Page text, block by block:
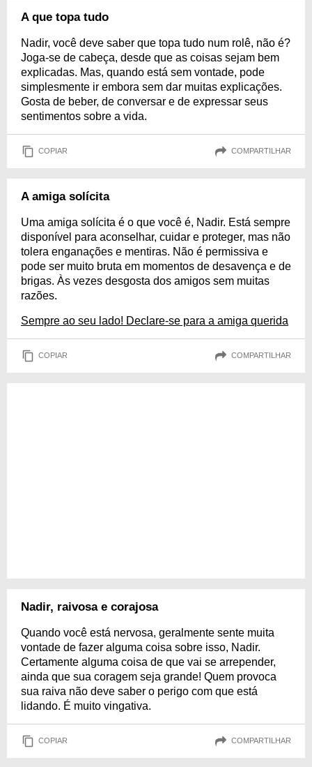
A que topa tudo
Nadir, você deve saber que topa tudo num rolê, não é?
Joga-se de cabeça, desde que as coisas sejam bem
explicadas. Mas, quando está sem vontade, pode
simplesmente ir embora sem dar muitas explicações.
Gosta de beber, de conversar e de expressar seus
sentimentos sobre a vida.
COPIAR COMPARTILHAR
A amiga solícita
Uma amiga solícita é o que você é, Nadir. Está sempre
disponível para aconselhar, cuidar e proteger, mas não
tolera enganações e mentiras. Não é permissiva e
pode ser muito bruta em momentos de desavença e de
brigas. Às vezes desgosta dos amigos sem muitas
razões.
Sempre ao seu lado! Declare-se para a amiga querida
COPIAR COMPARTILHAR
Nadir, raivosa e corajosa
Quando você está nervosa, geralmente sente muita
vontade de fazer alguma coisa sobre isso, Nadir.
Certamente alguma coisa de que vai se arrepender,
ainda que sua coragem seja grande! Quem provoca
sua raiva não deve saber o perigo com que está
lidando. É muito vingativa.
COPIAR COMPARTILHAR